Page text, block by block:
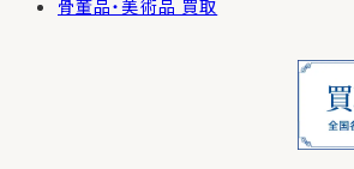
骨董品・美術品 買取